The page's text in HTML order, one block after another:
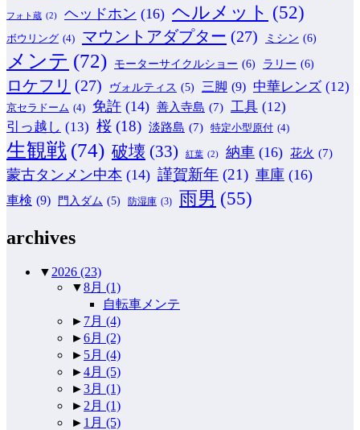
フォト蔵 (2) ヘッドホン (16) ヘルメット (52)
ボウリング (4) マウントアダプター (27) ミシン (6)
メンテ (72) モーターサイクルショー (6) ラリー (6)
ロケフリ (27) ヴォルティス (5) 三脚 (9) 中華レンズ (12)
京セラドーム (4) 免許 (14) 善入寺島 (7) 工具 (12)
引っ越し (13) 桜 (18) 淡路島 (7) 特定小型原付 (4)
生観戦 (74) 破壊 (33) 紅葉 (2) 納車 (16) 花火 (7)
蒙古タンメン中本 (14) 謹賀新年 (21) 車庫 (16)
車検 (9) 門入ダム (5) 防湿庫 (3) 雨男 (55)
archives
▼ 2026 (23)
▼8月 (1)
自転車メンテ
► 7月 (4)
►6月 (2)
► 5月 (4)
►4月 (5)
►3月 (1)
► 2月 (1)
► 1月 (5)